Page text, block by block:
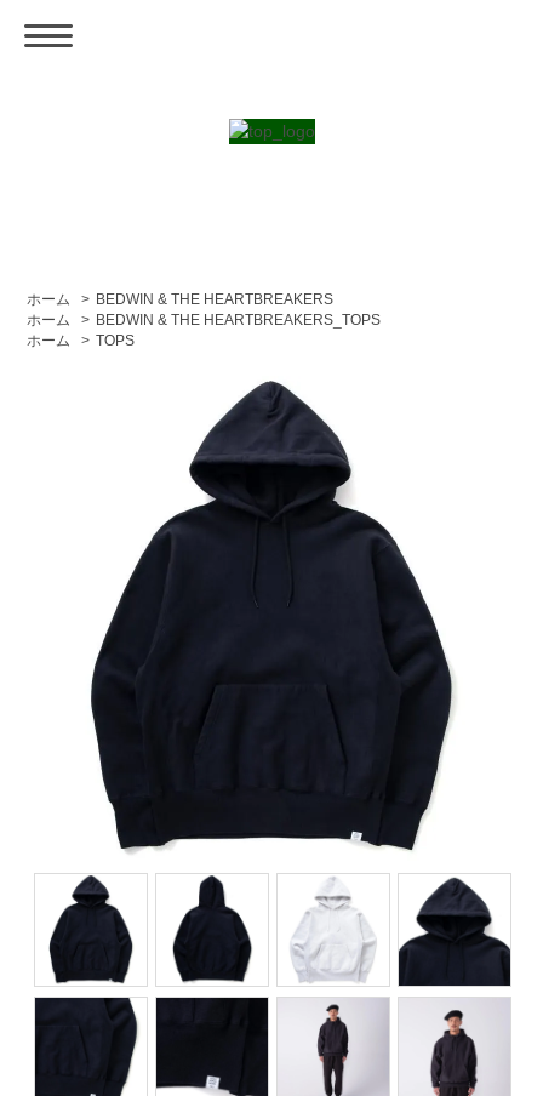
ホーム > BEDWIN & THE HEARTBREAKERS
ホーム
> BEDWIN & THE HEARTBREAKERS_TOPS
ホーム
> TOPS